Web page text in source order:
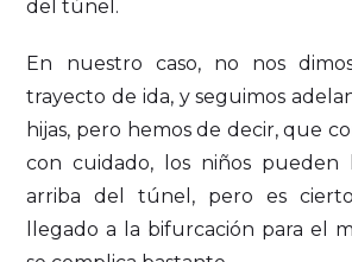
del túnel.
En nuestro caso, no nos
trayecto de ida, y seguimos
hijas, pero hemos de decir, que
con cuidado, los niños pueden
arriba del túnel, pero es
llegado a la bifurcación para el